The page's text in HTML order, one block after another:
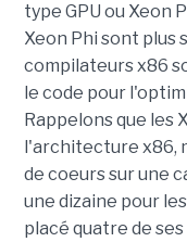
type GPU ou Xeon
Xeon Phi sont plus
compilateurs x86
le code pour
Rappelons que les
l'architecture x86,
de coeurs sur une
une dizaine pour
placé quatre de